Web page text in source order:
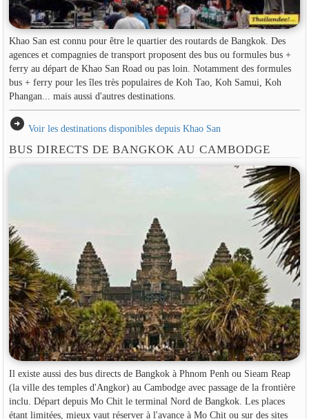
Khao San est connu pour être le quartier des routards de Bangkok. Des
agences et compagnies de transport proposent des bus ou formules bus +
ferry au départ de Khao San Road ou pas loin. Notamment des formules
bus + ferry pour les îles très populaires de Koh Tao, Koh Samui, Koh
Phangan... mais aussi d'autres destinations.
arrow_circle_right Voir les destinations disponibles depuis Khao San
BUS DIRECTS DE BANGKOK AU CAMBODGE
Il existe aussi des bus directs de Bangkok à Phnom Penh ou Sieam Reap
(la ville des temples d'Angkor) au Cambodge avec passage de la frontière
inclu. Départ depuis Mo Chit le terminal Nord de Bangkok. Les places
étant limitées, mieux vaut réserver à l'avance à Mo Chit ou sur des sites